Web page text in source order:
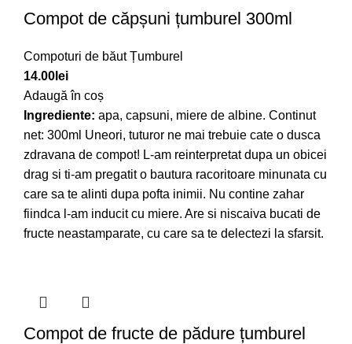
Compot de căpșuni țumburel 300ml
Compoturi de băut Țumburel
14.00 lei
Adaugă în coș
Ingrediente: apa, capsuni, miere de albine. Continut
net: 300ml Uneori, tuturor ne mai trebuie cate o dusca
zdravana de compot! L-am reinterpretat dupa un obicei
drag si ti-am pregatit o bautura racoritoare minunata cu
care sa te alinti dupa pofta inimii. Nu contine zahar
fiindca l-am inducit cu miere. Are si niscaiva bucati de
fructe neastamparate, cu care sa te delectezi la sfarsit.
Compot de fructe de pădure țumburel